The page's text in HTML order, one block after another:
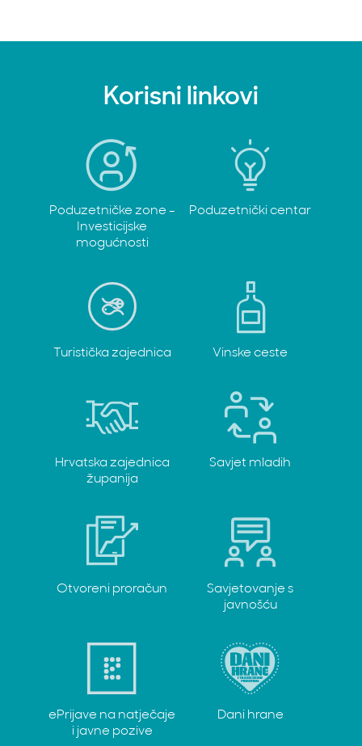
Korisni linkovi
Poduzetničke zone -
Investicijske
mogućnosti
Poduzetnički centar
Turistička zajednica Vinske ceste
Hrvatska zajednica
županija
Savjet mladih
Otvoreni proračun
Savjetovanje s
javnošću
ePrijave na natječaje
i javne pozive
Dani hrane